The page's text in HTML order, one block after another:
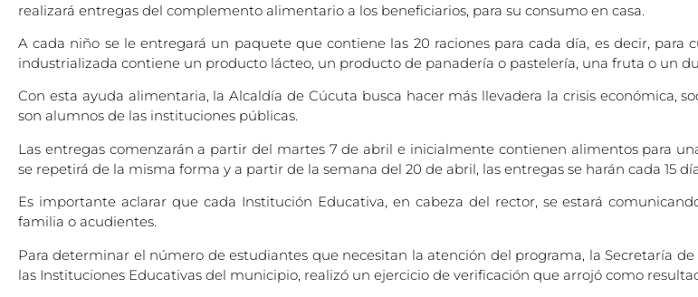
realizará entregas del complemento alimentario a los beneficiarios, para su consumo en casa.
A cada niño se le entregará un paquete que contiene las 20 raciones para cada día, es decir, para
industrializada contiene un producto lácteo, un producto de panadería o pastelería, una fruta o un
Con esta ayuda alimentaria, la Alcaldía de Cúcuta busca hacer más llevadera la crisis económica,
son alumnos de las instituciones públicas.
Las entregas comenzarán a partir del martes 7 de abril e inicialmente contienen alimentos para
se repetirá de la misma forma y a partir de la semana del 20 de abril, las entregas se harán cada 15
Es importante aclarar que cada Institución Educativa, en cabeza del rector, se estará
familia o acudientes.
Para determinar el número de estudiantes que necesitan la atención del programa, la Secretaría
las Instituciones Educativas del municipio, realizó un ejercicio de verificación que arrojó como